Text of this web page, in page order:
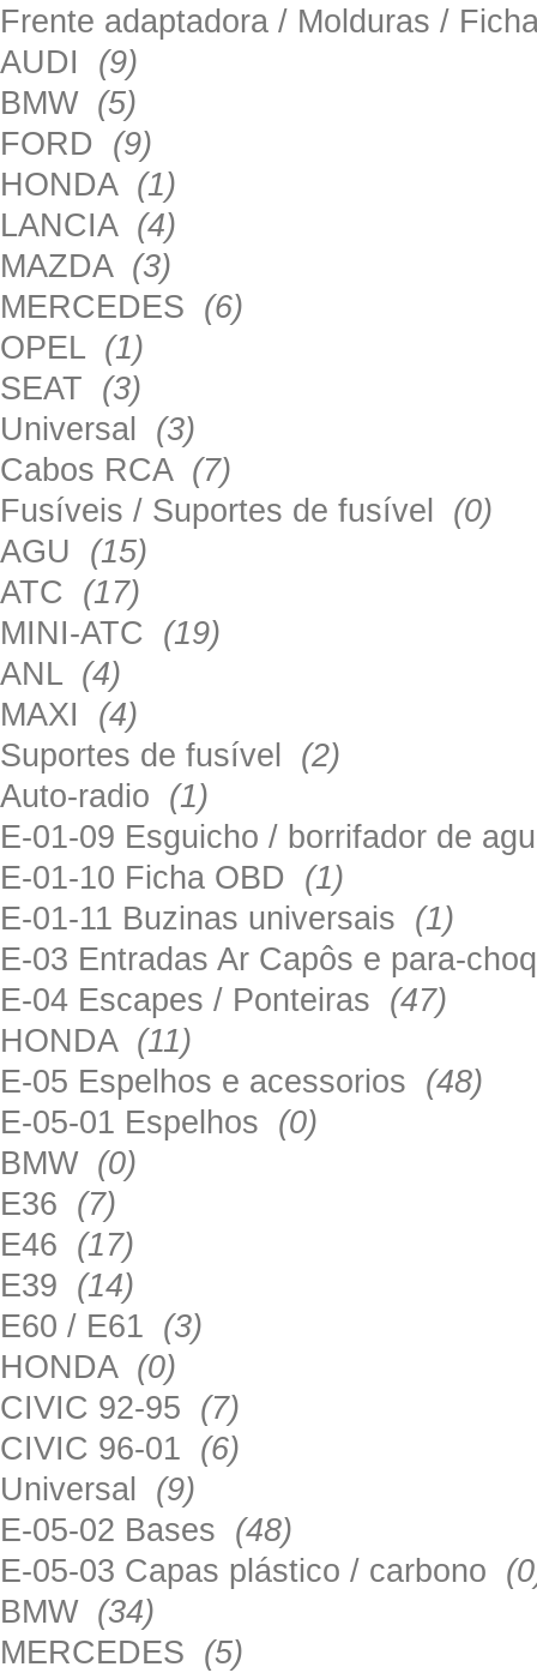
Frente adaptadora / Molduras /
AUDI (9)
BMW (5)
FORD (9)
HONDA (1)
LANCIA (4)
MAZDA (3)
MERCEDES (6)
OPEL (1)
SEAT (3)
Universal (3)
Cabos RCA (7)
Fusíveis / Suportes de fusível (0)
AGU (15)
ATC (17)
MINI-ATC (19)
ANL (4)
MAXI (4)
Suportes de fusível (2)
Auto-radio (1)
E-01-09 Esguicho / borrifador de
E-01-10 Ficha OBD (1)
E-01-11 Buzinas universais (1)
E-03 Entradas Ar Capôs e para-
E-04 Escapes / Ponteiras (47)
HONDA (11)
E-05 Espelhos e acessorios (48)
E-05-01 Espelhos (0)
BMW (0)
E36 (7)
E46 (17)
E39 (14)
E60 / E61 (3)
HONDA (0)
CIVIC 92-95 (7)
CIVIC 96-01 (6)
Universal (9)
E-05-02 Bases (48)
E-05-03 Capas plástico / carbono
BMW (34)
MERCEDES (5)